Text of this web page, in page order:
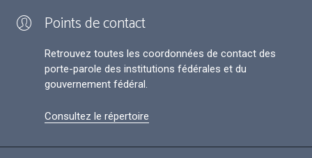
Points de contact
Retrouvez toutes les coordonnées de contact des
porte-parole des institutions fédérales et du
gouvernement fédéral.
Consultez le répertoire